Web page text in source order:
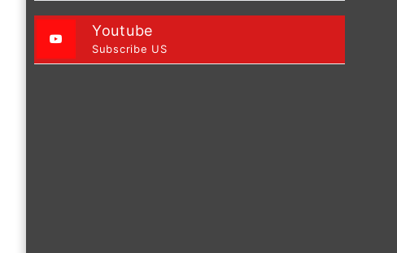
Youtube
Subscribe US